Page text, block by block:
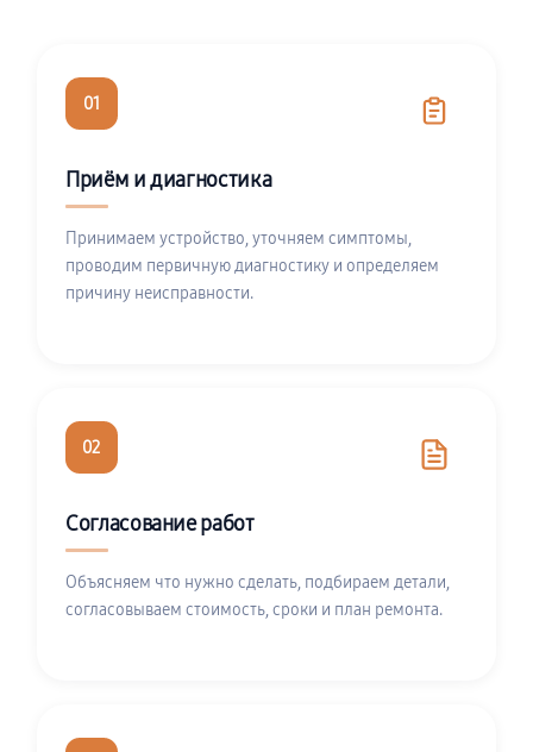
01
Приём и диагностика
Принимаем устройство, уточняем симптомы,
проводим первичную диагностику и определяем
причину неисправности.
02
Согласование работ
Объясняем что нужно сделать, подбираем детали,
согласовываем стоимость, сроки и план ремонта.